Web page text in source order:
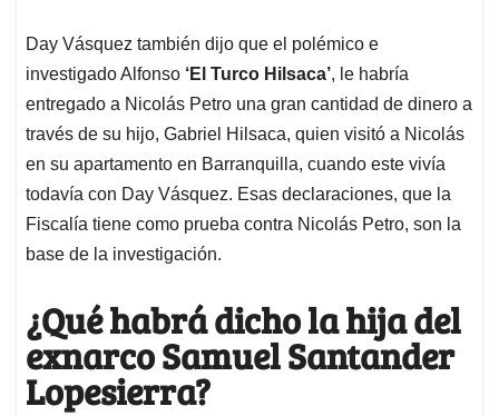
Day Vásquez también dijo que el polémico e
investigado Alfonso ‘El Turco Hilsaca’, le habría
entregado a Nicolás Petro una gran cantidad de dinero a
través de su hijo, Gabriel Hilsaca, quien visitó a Nicolás
en su apartamento en Barranquilla, cuando este vivía
todavía con Day Vásquez. Esas declaraciones, que la
Fiscalía tiene como prueba contra Nicolás Petro, son la
base de la investigación.
¿Qué habrá dicho la hija del
exnarco Samuel Santander
Lopesierra?